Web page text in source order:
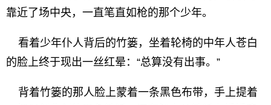
靠近了场中央，一直笔直如枪的那个少年。
看着少年仆人背后的竹篓，坐着轮椅的中年人苍白
的脸上终于现出一丝红晕：“总算没有出事。”
背着竹篓的那人脸上蒙着一条黑色布带，手上提着